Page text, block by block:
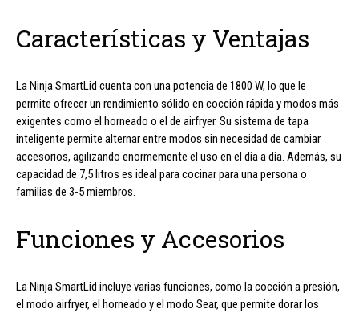
Características y Ventajas
La Ninja SmartLid cuenta con una potencia de 1800 W, lo que le
permite ofrecer un rendimiento sólido en cocción rápida y modos más
exigentes como el horneado o el de airfryer. Su sistema de tapa
inteligente permite alternar entre modos sin necesidad de cambiar
accesorios, agilizando enormemente el uso en el día a día. Además, su
capacidad de 7,5 litros es ideal para cocinar para una persona o
familias de 3-5 miembros.
Funciones y Accesorios
La Ninja SmartLid incluye varias funciones, como la cocción a presión,
el modo airfryer, el horneado y el modo Sear, que permite dorar los